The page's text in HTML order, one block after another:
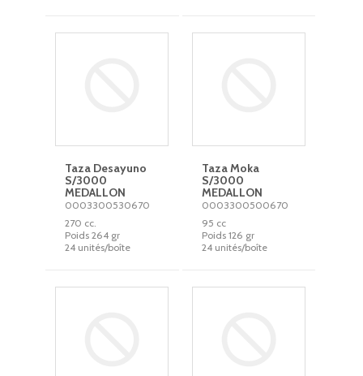
Taza Desayuno
S/3000
MEDALLON
0003300530670
270 cc.
Poids 264 gr
24 unités/boîte
Taza Moka
S/3000
MEDALLON
0003300500670
95 cc
Poids 126 gr
24 unités/boîte